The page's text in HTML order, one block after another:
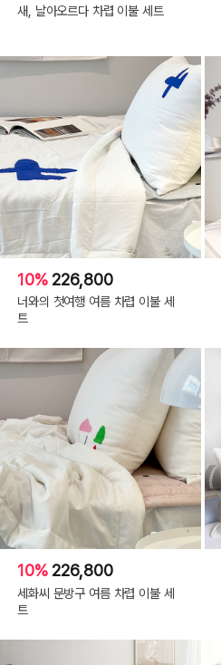
새, 날아오르다 차렵 이불 세트
10% 226,800
너와의 첫여행 여름 차렵 이불 세
트
10% 226,800
세화씨 문방구 여름 차렵 이불 세
트